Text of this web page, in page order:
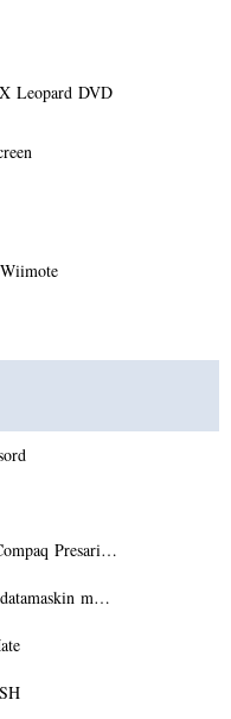
Leopard DVD
Presari…
m…